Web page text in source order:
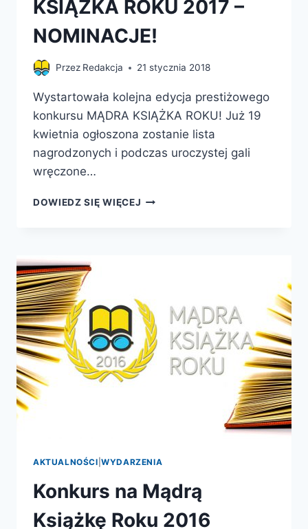
KSIĄŻKA ROKU 2017 –
NOMINACJE!
Przez Redakcja 21 stycznia 2018
Wystartowała kolejna edycja prestiżowego
konkursu MĄDRA KSIĄŻKA ROKU! Już 19
kwietnia ogłoszona zostanie lista
nagrodzonych i podczas uroczystej gali
wręczone…
DOWIEDZ SIĘ WIĘCEJ KONKURS
AKTUALNOŚCI |WYDARZENIA
Konkurs na Mądrą
Książkę Roku 2016